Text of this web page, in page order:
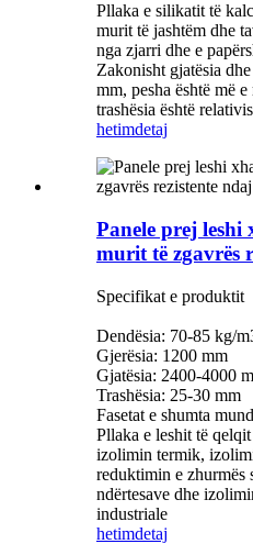
Pllaka e silikatit të
murit të jashtëm dhe
nga zjarri dhe e
Zakonisht gjatësia
mm, pesha është më
trashësia është
hetimdetaj
Panele prej leshi
murit të zgavrës
Specifikat e produktit
Dendësia: 70-85 kg/
Gjerësia: 1200 mm
Gjatësia: 2400-4000
Trashësia: 25-30 mm
Fasetat e shumta
Pllaka e leshit të
izolimin termik,
reduktimin e zhurmës
ndërtesave dhe
industriale
hetimdetaj